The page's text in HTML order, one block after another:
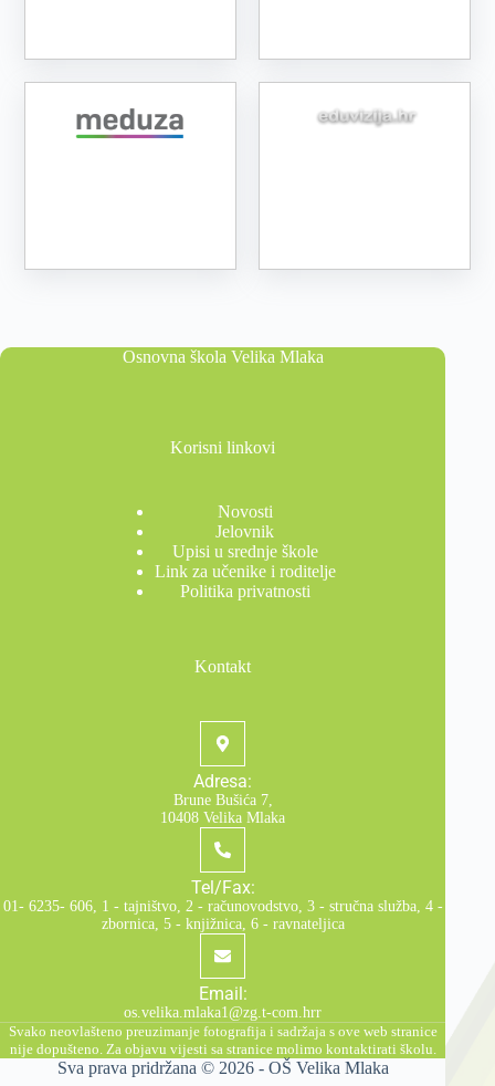
Osnovna škola Velika Mlaka
Korisni linkovi
Novosti
Jelovnik
Upisi u srednje škole
Link za učenike i roditelje
Politika privatnosti
Kontakt
Adresa:
Brune Bušića 7,
10408 Velika Mlaka
Tel/Fax:
01- 6235- 606, 1 - tajništvo, 2 - računovodstvo, 3 - stručna služba, 4 -
zbornica, 5 - knjižnica, 6 - ravnateljica
Email:
os.velika.mlaka1@zg.t-com.hrr
Svako neovlašteno preuzimanje fotografija i sadržaja s ove web stranice
nije dopušteno. Za objavu vijesti sa stranice molimo kontaktirati školu.
Sva prava pridržana © 2026 - OŠ Velika Mlaka